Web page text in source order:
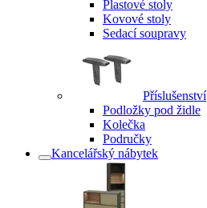
Plastové stoly
Kovové stoly
Sedací soupravy
Příslušenství
Podložky pod židle
Kolečka
Područky
Kancelářský nábytek